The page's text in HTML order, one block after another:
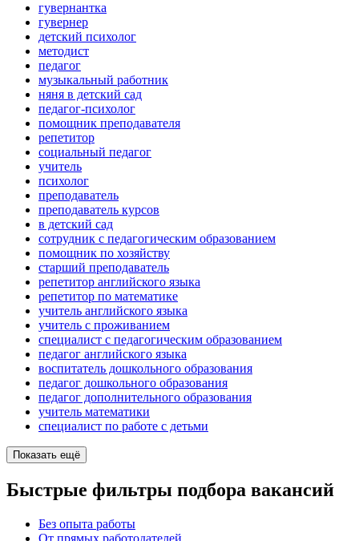
гувернантка
гувернер
детский психолог
методист
педагог
музыкальный работник
няня в детский сад
педагог-психолог
помощник преподавателя
репетитор
социальный педагог
учитель
психолог
преподаватель
преподаватель курсов
в детский сад
сотрудник с педагогическим образованием
помощник по хозяйству
старший преподаватель
репетитор английского языка
репетитор по математике
учитель английского языка
учитель с проживанием
специалист с педагогическим образованием
педагог английского языка
воспитатель дошкольного образования
педагог дошкольного образования
педагог дополнительного образования
учитель математики
специалист по работе с детьми
Показать ещё
Быстрые фильтры подбора вакансий
Без опыта работы
От прямых работодателей